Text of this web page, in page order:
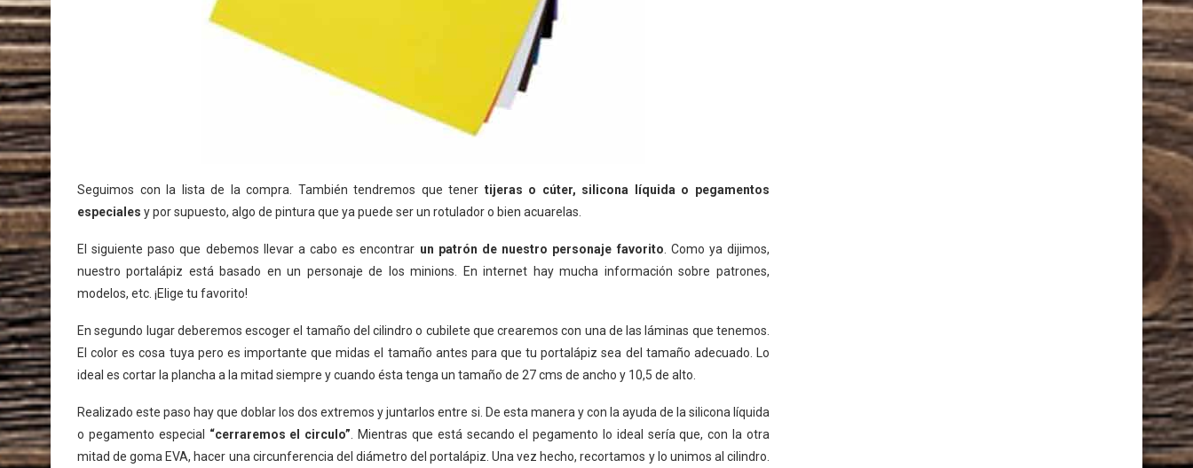
Seguimos con la lista de la compra. También tendremos que tener tijeras o cúter, silicona líquida o pegamentos
especiales y por supuesto, algo de pintura que ya puede ser un rotulador o bien acuarelas.
El siguiente paso que debemos llevar a cabo es encontrar un patrón de nuestro personaje favorito . Como ya dijimos,
nuestro portalápiz está basado en un personaje de los minions. En internet hay mucha información sobre patrones,
modelos, etc. ¡Elige tu favorito!
En segundo lugar deberemos escoger el tamaño del cilindro o cubilete que crearemos con una de las láminas que tenemos.
El color es cosa tuya pero es importante que midas el tamaño antes para que tu portalápiz sea del tamaño adecuado. Lo
ideal es cortar la plancha a la mitad siempre y cuando ésta tenga un tamaño de 27 cms de ancho y 10,5 de alto.
Realizado este paso hay que doblar los dos extremos y juntarlos entre si. De esta manera y con la ayuda de la silicona líquida
o pegamento especial “cerraremos el circulo” . Mientras que está secando el pegamento lo ideal sería que, con la otra
mitad de goma EVA, hacer una circunferencia del diámetro del portalápiz. Una vez hecho, recortamos y lo unimos al cilindro.